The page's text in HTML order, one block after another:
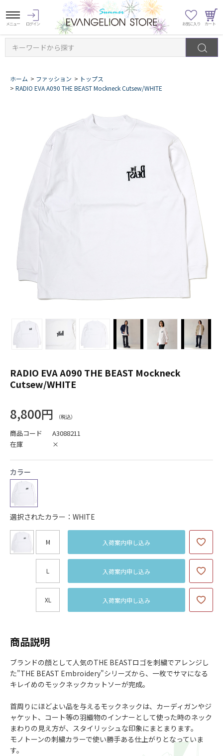
キーワードから探す
ホーム > ファッション > トップス
> RADIO EVA A090 THE BEAST Mockneck Cutsew/WHITE
RADIO EVA A090 THE BEAST Mockneck
Cutsew/WHITE
8,800円
商品コード
A3088211
在庫
×
カラー
選択されたカラー：WHITE
M 入荷案内申し込み
L 入荷案内申し込み
XL 入荷案内申し込み
商品説明
ブランドの顔として人気のTHE BEASTロゴを刺繍でアレンジし
た"THE BEAST Embroidery"シリーズから、一枚でサマになる
キレイめのモックネックカットソーが完成。
首周りにほどよい品を与えるモックネックは、カーディガンやジ
ャケット、コート等の羽織物のインナーとして使った時のネック
まわりの見え方が、スタイリッシュな印象にまとまります。
モノトーンの刺繍カラーで使い勝手ある仕上がりとなっていま
す。